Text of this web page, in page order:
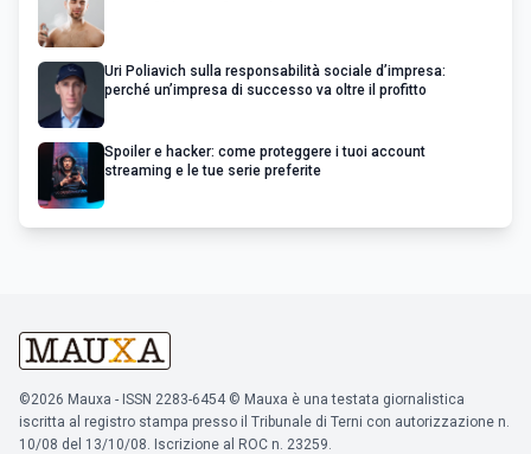
Uri Poliavich sulla responsabilità sociale d’impresa:
perché un’impresa di successo va oltre il profitto
Spoiler e hacker: come proteggere i tuoi account
streaming e le tue serie preferite
©2026 Mauxa - ISSN 2283-6454 © Mauxa è una testata giornalistica
iscritta al registro stampa presso il Tribunale di Terni con autorizzazione n.
10/08 del 13/10/08. Iscrizione al ROC n. 23259.